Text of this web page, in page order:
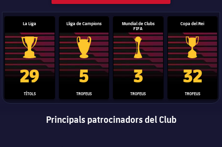
La Liga
Trofeu de la Liga
29
TÍTOLS
Lliga de Campions
Trofeu de la Lliga de Campions
5
TROFEUS
Mundial de Clubs
FIFA
Trofeu del Mundial de Clubs
3
TROFEUS
Copa del Rei
Copa del
32
TROFEUS
Principals patrocinadors del Club